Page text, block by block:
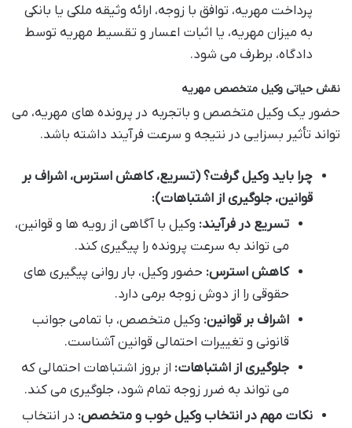
پرداخت مهریه، توافق با زوجه، ارائه وثیقه ملکی یا بانکی
به میزان مهریه، یا اثبات اعسار و تقسیط مهریه توسط
دادگاه، برطرف می شود.
نقش حیاتی وکیل متخصص مهریه
حضور یک وکیل متخصص و باتجربه در پرونده های مهریه، می
تواند تأثیر بسزایی در نتیجه و سرعت فرآیند داشته باشد.
چرا باید وکیل گرفت؟ (تسریع، کاهش استرس، اشراف بر
قوانین، جلوگیری از اشتباهات):
تسریع در فرآیند: وکیل با آگاهی از رویه ها و قوانین،
می تواند به سرعت پرونده را پیگیری کند.
کاهش استرس: حضور وکیل، بار روانی پیگیری های
حقوقی را از دوش زوجه برمی دارد.
اشراف بر قوانین: وکیل متخصص، با تمامی جوانب
قانونی و تغییرات احتمالی قوانین آشناست.
جلوگیری از اشتباهات: از بروز اشتباهات احتمالی که
می تواند به ضرر زوجه تمام شود، جلوگیری می کند.
نکات مهم در انتخاب وکیل خوب و متخصص: در انتخاب